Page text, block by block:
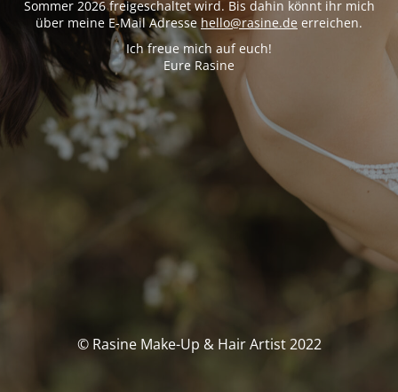
Sommer 2026 freigeschaltet wird. Bis dahin könnt ihr mich
über meine E-Mail Adresse hello@rasine.de erreichen.
Ich freue mich auf euch!
Eure Rasine
© Rasine Make-Up & Hair Artist 2022